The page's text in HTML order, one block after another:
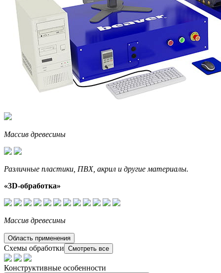
Массив древесины
Различные пластики, ПВХ, акрил и другие материалы.
«3D-обработка»
Массив древесины
Область применения
Схемы обработки Смотреть все
Конструктивные особенности